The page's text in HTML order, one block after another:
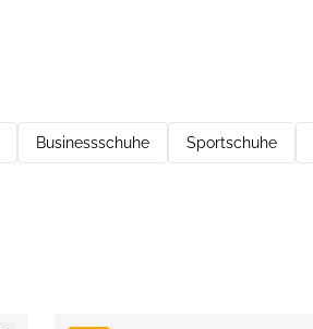
Businessschuhe Sportschuhe